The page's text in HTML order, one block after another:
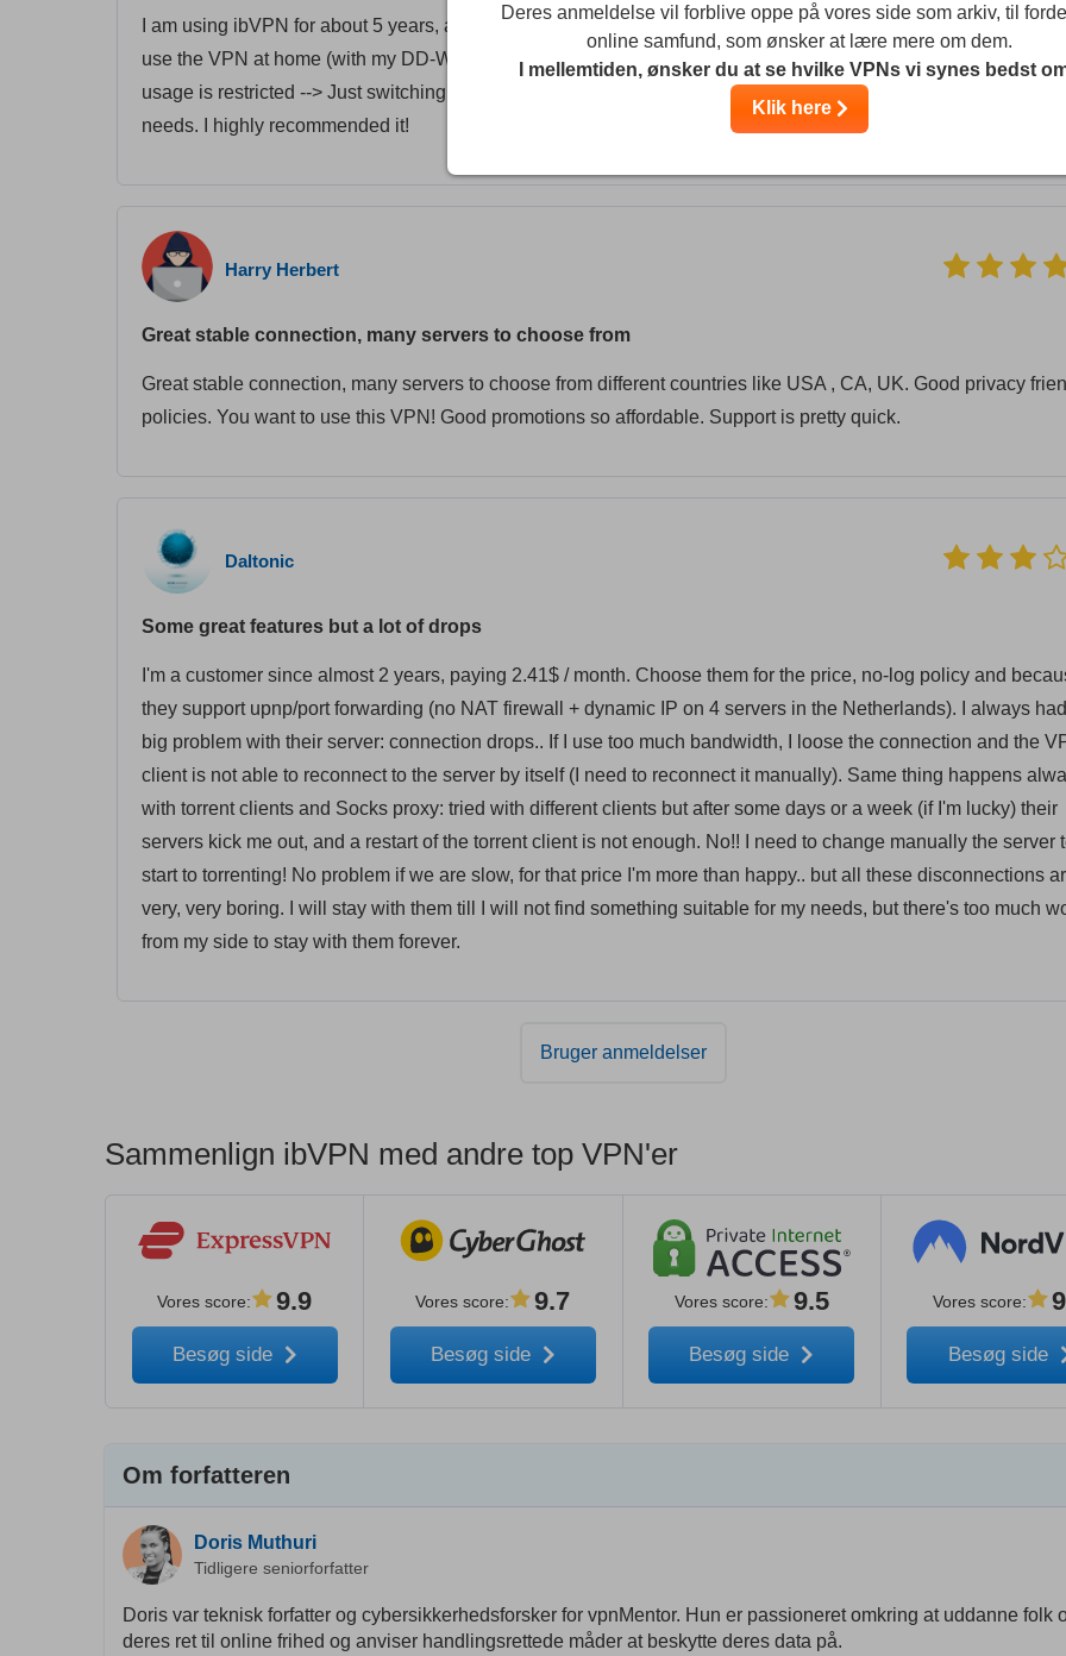
I am using ibVPN for about 5 years, and I never had an issue. It perfectly works with many protocols allowing
use the VPN at home (with my DD-WRT router) and in many public places, like airports, even when some port
usage is restricted --> Just switching the protocol! The 24h free trial is perfect for checking if the service fits your
needs. I highly recommended it!
Harry Herbert
Great stable connection, many servers to choose from
Great stable connection, many servers to choose from different countries like USA , CA, UK. Good privacy
policies. You want to use this VPN! Good promotions so affordable. Support is pretty quick.
Daltonic
Some great features but a lot of drops
I'm a customer since almost 2 years, paying 2.41$ / month. Choose them for the price, no-log policy and
they support upnp/port forwarding (no NAT firewall + dynamic IP on 4 servers in the Netherlands). I always
big problem with their server: connection drops.. If I use too much bandwidth, I loose the connection and the
client is not able to reconnect to the server by itself (I need to reconnect it manually). Same thing happens
with torrent clients and Socks proxy: tried with different clients but after some days or a week (if I'm lucky) their
servers kick me out, and a restart of the torrent client is not enough. No!! I need to change manually the server
start to torrenting! No problem if we are slow, for that price I'm more than happy.. but all these disconnections
very, very boring. I will stay with them till I will not find something suitable for my needs, but there's too much
from my side to stay with them forever.
Bruger anmeldelser
Sammenlign ibVPN med andre top VPN'er
Vores score: 9.9
Besøg side
Vores score: 9.7
Besøg side
Vores score: 9.5
Besøg side
Vores score:
Besøg side
Om forfatteren
Doris Muthuri
Tidligere seniorforfatter
Doris var teknisk forfatter og cybersikkerhedsforsker for vpnMentor. Hun er passioneret omkring at uddanne folk
deres ret til online frihed og anviser handlingsrettede måder at beskytte deres data på.
Deres anmeldelse vil forblive oppe på vores side som arkiv, til
online samfund, som ønsker at lære mere om dem.
I mellemtiden, ønsker du at se hvilke VPNs vi synes bedst
Klik here